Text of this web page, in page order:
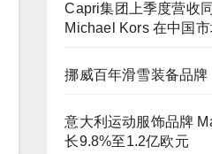
Capri集团上季度营收
Michael Kors 在中国
挪威百年滑雪装备品
意大利运动服饰品牌
长9.8%至1.2亿欧元